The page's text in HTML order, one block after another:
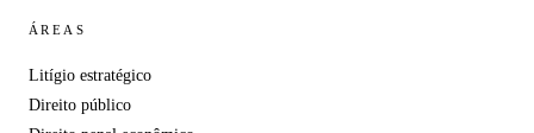
ÁREAS
Litígio estratégico
Direito público